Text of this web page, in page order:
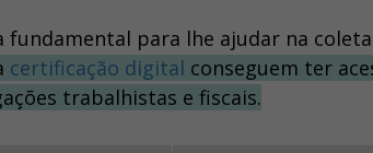
para lhe ajudar na coleta
certificação digital conseguem ter
trabalhistas e fiscais.